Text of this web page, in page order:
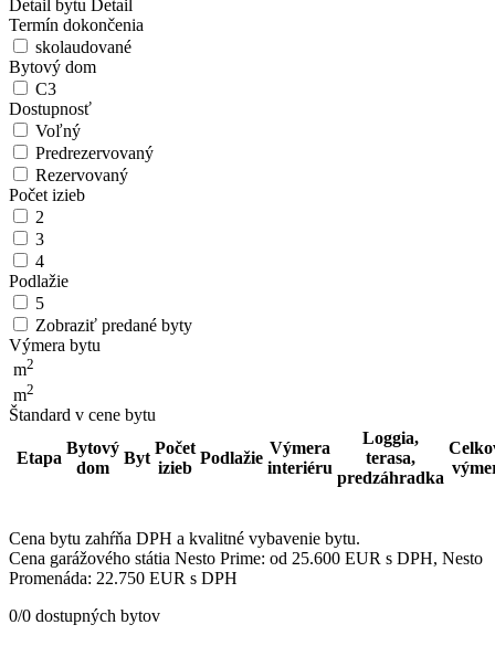
Detail bytu Detail
Termín dokončenia
skolaudované
Bytový dom
C3
Dostupnosť
Voľný
Predrezervovaný
Rezervovaný
Počet izieb
2
3
4
Podlažie
5
Zobraziť predané byty
Výmera bytu
m2
m2
Štandard v cene bytu
Etapa
Bytový
dom
Byt
Počet
izieb
Podlažie
Výmera
interiéru
Loggia,
terasa,
predzáhradka
Cena bytu zahŕňa DPH a kvalitné vybavenie bytu.
Cena garážového státia Nesto Prime: od 25.600 EUR s DPH, Nesto
Promenáda: 22.750 EUR s DPH
0/0 dostupných bytov